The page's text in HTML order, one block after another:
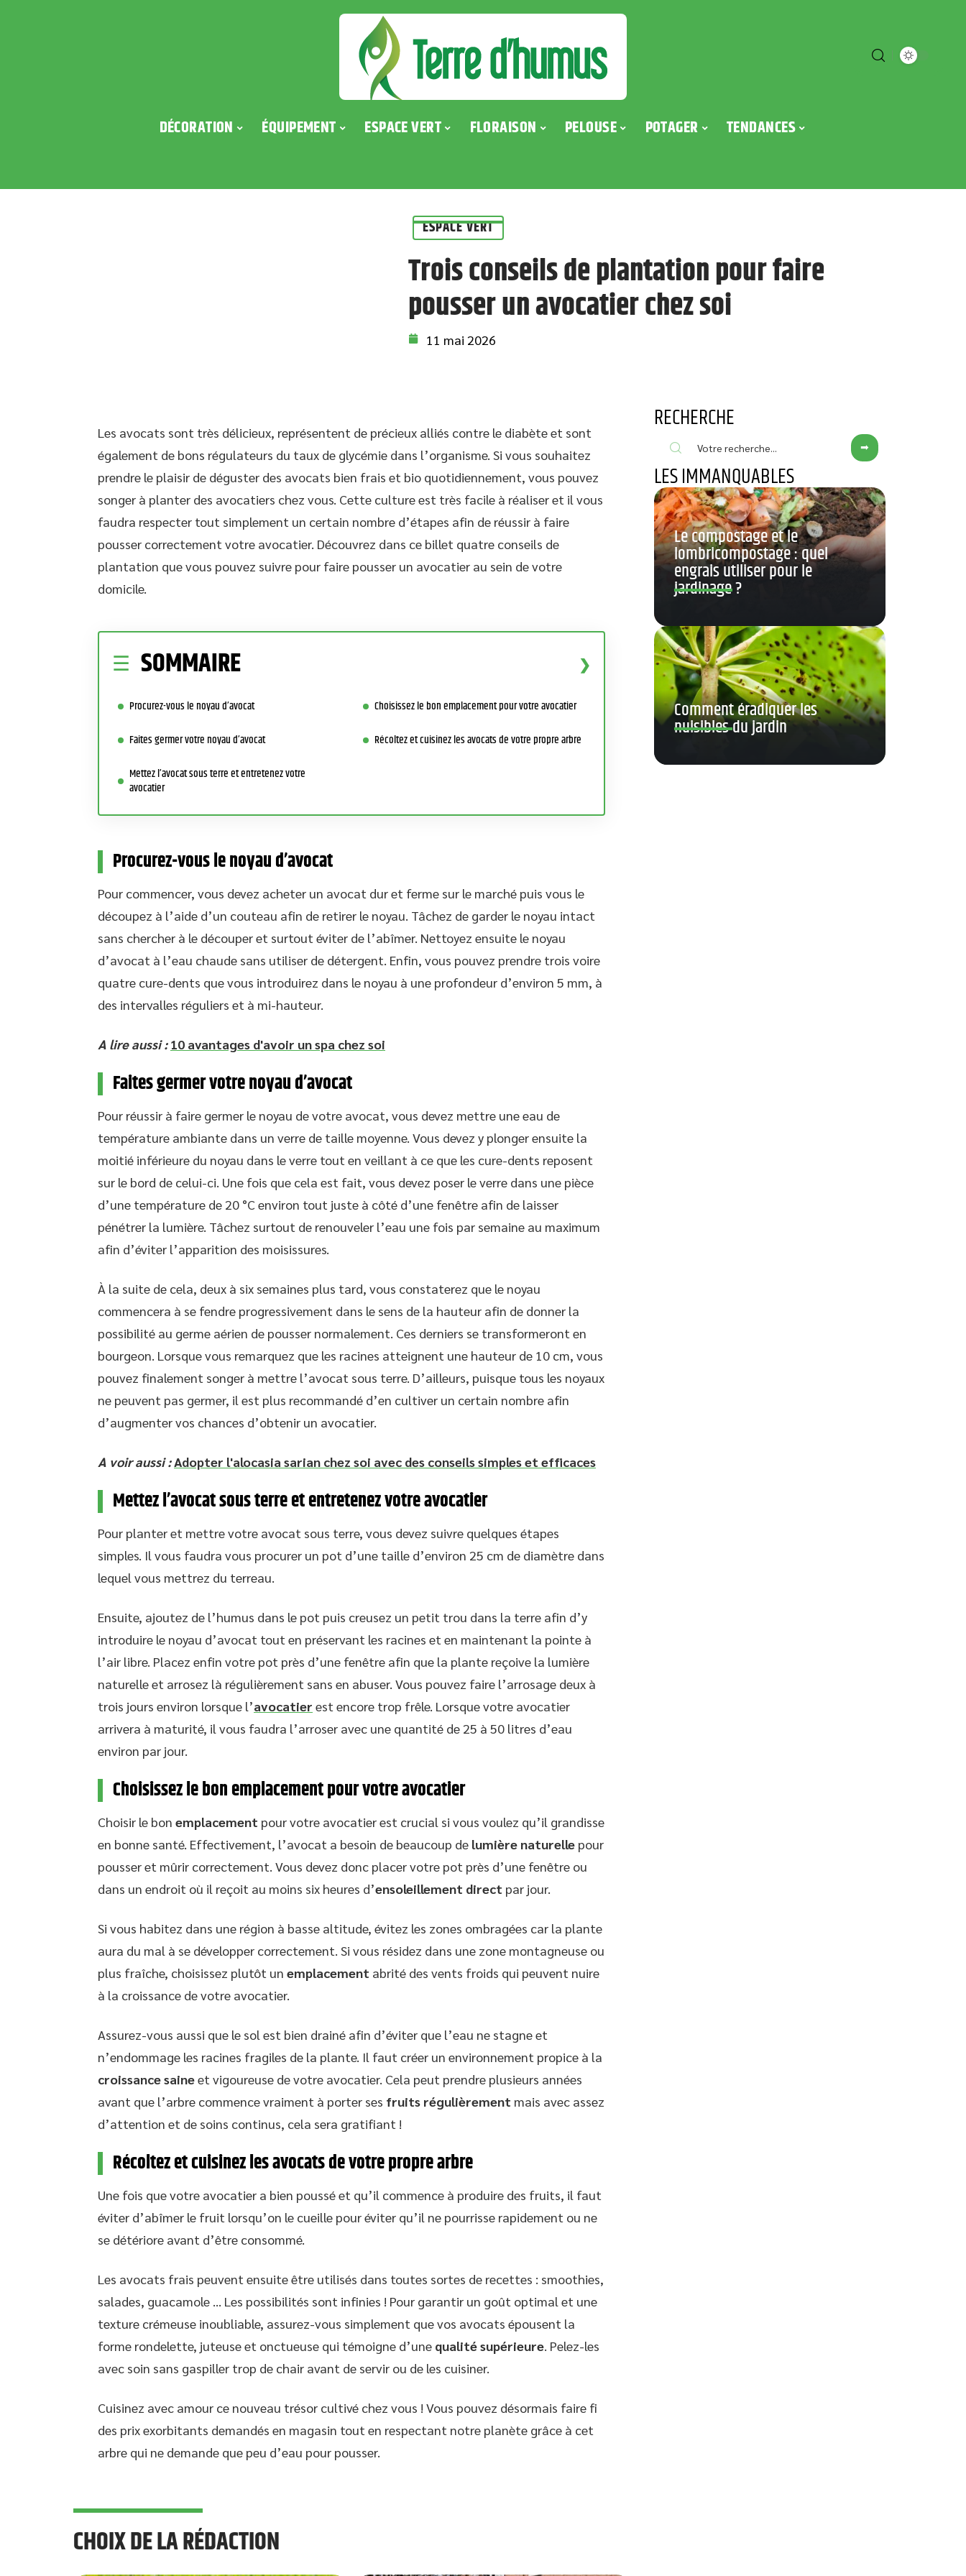
DÉCORATION ÉQUIPEMENT ESPACE VERT FLORAISON PELOUSE POTAGER TENDANCES
ESPACE VERT
Trois conseils de plantation pour faire
pousser un avocatier chez soi
11 mai 2026
Les avocats sont très délicieux, représentent de précieux alliés contre le diabète et sont
également de bons régulateurs du taux de glycémie dans l’organisme. Si vous souhaitez
prendre le plaisir de déguster des avocats bien frais et bio quotidiennement, vous pouvez
songer à planter des avocatiers chez vous. Cette culture est très facile à réaliser et il vous
faudra respecter tout simplement un certain nombre d’étapes afin de réussir à faire
pousser correctement votre avocatier. Découvrez dans ce billet quatre conseils de
plantation que vous pouvez suivre pour faire pousser un avocatier au sein de votre
domicile.
SOMMAIRE
Procurez-vous le noyau d’avocat
Faites germer votre noyau d’avocat
Mettez l’avocat sous terre et entretenez votre
avocatier
Choisissez le bon emplacement pour votre avocatier
Récoltez et cuisinez les avocats de votre propre arbre
Procurez-vous le noyau d’avocat
Pour commencer, vous devez acheter un avocat dur et ferme sur le marché puis vous le
découpez à l’aide d’un couteau afin de retirer le noyau. Tâchez de garder le noyau intact
sans chercher à le découper et surtout éviter de l’abîmer. Nettoyez ensuite le noyau
d’avocat à l’eau chaude sans utiliser de détergent. Enfin, vous pouvez prendre trois voire
quatre cure-dents que vous introduirez dans le noyau à une profondeur d’environ 5 mm, à
des intervalles réguliers et à mi-hauteur.
A lire aussi : 10 avantages d'avoir un spa chez soi
Faites germer votre noyau d’avocat
Pour réussir à faire germer le noyau de votre avocat, vous devez mettre une eau de
température ambiante dans un verre de taille moyenne. Vous devez y plonger ensuite la
moitié inférieure du noyau dans le verre tout en veillant à ce que les cure-dents reposent
sur le bord de celui-ci. Une fois que cela est fait, vous devez poser le verre dans une pièce
d’une température de 20 °C environ tout juste à côté d’une fenêtre afin de laisser
pénétrer la lumière. Tâchez surtout de renouveler l’eau une fois par semaine au maximum
afin d’éviter l’apparition des moisissures.
À la suite de cela, deux à six semaines plus tard, vous constaterez que le noyau
commencera à se fendre progressivement dans le sens de la hauteur afin de donner la
possibilité au germe aérien de pousser normalement. Ces derniers se transformeront en
bourgeon. Lorsque vous remarquez que les racines atteignent une hauteur de 10 cm, vous
pouvez finalement songer à mettre l’avocat sous terre. D’ailleurs, puisque tous les noyaux
ne peuvent pas germer, il est plus recommandé d’en cultiver un certain nombre afin
d’augmenter vos chances d’obtenir un avocatier.
A voir aussi :Adopter l'alocasia sarian chez soi avec des conseils simples et efficaces
Mettez l’avocat sous terre et entretenez votre avocatier
Pour planter et mettre votre avocat sous terre, vous devez suivre quelques étapes
simples. Il vous faudra vous procurer un pot d’une taille d’environ 25 cm de diamètre dans
lequel vous mettrez du terreau.
Ensuite, ajoutez de l’humus dans le pot puis creusez un petit trou dans la terre afin d’y
introduire le noyau d’avocat tout en préservant les racines et en maintenant la pointe à
l’air libre. Placez enfin votre pot près d’une fenêtre afin que la plante reçoive la lumière
naturelle et arrosez là régulièrement sans en abuser. Vous pouvez faire l’arrosage deux à
trois jours environ lorsque l’avocatier est encore trop frêle. Lorsque votre avocatier
arrivera à maturité, il vous faudra l’arroser avec une quantité de 25 à 50 litres d’eau
environ par jour.
Choisissez le bon emplacement pour votre avocatier
Choisir le bon emplacement pour votre avocatier est crucial si vous voulez qu’il grandisse
en bonne santé. Effectivement, l’avocat a besoin de beaucoup de lumière naturelle pour
pousser et mûrir correctement. Vous devez donc placer votre pot près d’une fenêtre ou
dans un endroit où il reçoit au moins six heures d’ensoleillement direct par jour.
Si vous habitez dans une région à basse altitude, évitez les zones ombragées car la plante
aura du mal à se développer correctement. Si vous résidez dans une zone montagneuse ou
plus fraîche, choisissez plutôt un emplacement abrité des vents froids qui peuvent nuire
à la croissance de votre avocatier.
Assurez-vous aussi que le sol est bien drainé afin d’éviter que l’eau ne stagne et
n’endommage les racines fragiles de la plante. Il faut créer un environnement propice à la
croissance saineet vigoureuse de votre avocatier. Cela peut prendre plusieurs années
avant que l’arbre commence vraiment à porter ses fruits régulièrement mais avec assez
d’attention et de soins continus, cela sera gratifiant !
Récoltez et cuisinez les avocats de votre propre arbre
Une fois que votre avocatier a bien poussé et qu’il commence à produire des fruits, il faut
éviter d’abîmer le fruit lorsqu’on le cueille pour éviter qu’il ne pourrisse rapidement ou ne
se détériore avant d’être consommé.
Les avocats frais peuvent ensuite être utilisés dans toutes sortes de recettes : smoothies,
salades, guacamole … Les possibilités sont infinies ! Pour garantir un goût optimal et une
texture crémeuse inoubliable, assurez-vous simplement que vos avocats épousent la
forme rondelette, juteuse et onctueuse qui témoigne d’une qualité supérieure. Pelez-les
avec soin sans gaspiller trop de chair avant de servir ou de les cuisiner.
Cuisinez avec amour ce nouveau trésor cultivé chez vous ! Vous pouvez désormais faire fi
des prix exorbitants demandés en magasin tout en respectant notre planète grâce à cet
arbre qui ne demande que peu d’eau pour pousser.
CHOIX DE LA RÉDACTION
RECHERCHE
LES IMMANQUABLES
Le compostage et le
lombricompostage : quel
engrais utiliser pour le
jardinage ?
Comment éradiquer les
nuisibles du jardin